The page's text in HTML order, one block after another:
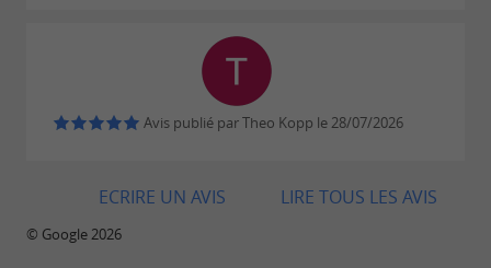
Téléchargements :
tarifs-paralaile-2026.jpg
Avis publié par Theo Kopp le 28/07/2026
LIRE TOUS LES AVIS
ECRIRE UN AVIS
© Google 2026